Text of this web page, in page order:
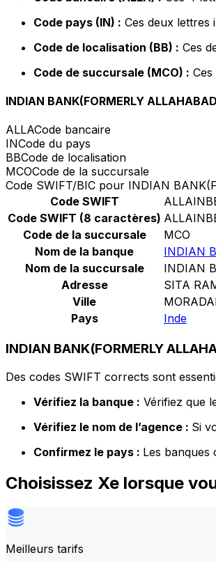
Code pays (IN) : Ces deux lettres
Code de localisation (BB) : Ces
Code de succursale (MCO) :
INDIAN BANK(FORMERLY
ALLACode bancaire
INCode du pays
BBCode de localisation
MCOCode de la succursale
Code SWIFT/BIC pour INDIAN
Code SWIFT
Code SWIFT (8 caractères)
Code de la succursale
MCO
Nom de la banque
INDIAN
Nom de la succursale
INDIAN
Adresse
SITA
Ville
Pays
Inde
INDIAN BANK(FORMERLY
Des codes SWIFT corrects sont
Vérifiez la banque : Vérifiez que
Vérifiez le nom de l’agence : Si
Confirmez le pays : Les banques
Choisissez Xe lorsque
Meilleurs tarifs